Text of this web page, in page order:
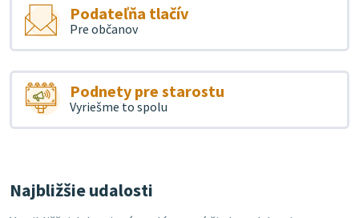
Podateľňa tlačív
Pre občanov
Podnety pre starostu
Vyriešme to spolu
Najbližšie udalosti